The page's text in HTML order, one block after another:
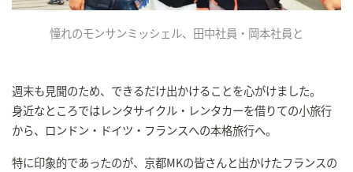
憧れのモンサンミッシェル、田中社員・岡本社員と
週末も見聞のため、できるだけ出かけることを心がけました。
身近なところではレンタサイクル・レンタカーを借りての小旅行
から、ロンドン・ドイツ・フランスへの本格旅行へ。
特に印象的であったのが、京都MKの皆さんと出かけたフランスの